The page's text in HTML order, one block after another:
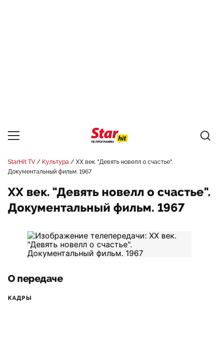
StarHit TV Культура
ХX век. "Девять новелл о счастье".
Документальный фильм. 1967
ХX век. "Девять новелл о счастье".
Документальный фильм. 1967
О передаче
КАДРЫ